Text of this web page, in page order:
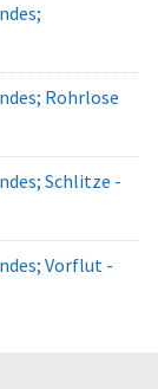
Rohrlose
Schlitze -
Vorflut -